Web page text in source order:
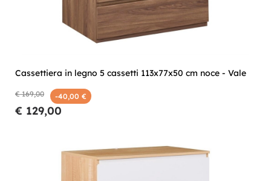
Cassettiera in legno 5 cassetti 113x77x50 cm noce - Vale
€ 169,00 -40,00 €
€ 129,00